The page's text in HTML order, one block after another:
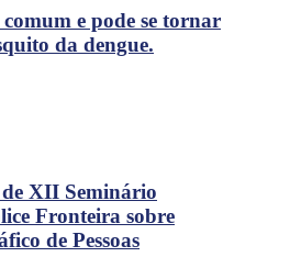
e pode se tornar
da dengue.
XII Seminário
Fronteira sobre
de Pessoas